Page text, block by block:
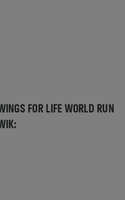
musisz zaktualizować
FOR LIFE WORLD RUN